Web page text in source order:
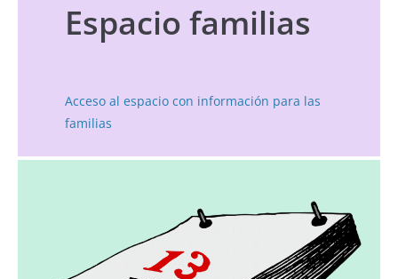
Espacio familias
Acceso al espacio con información para las
familias